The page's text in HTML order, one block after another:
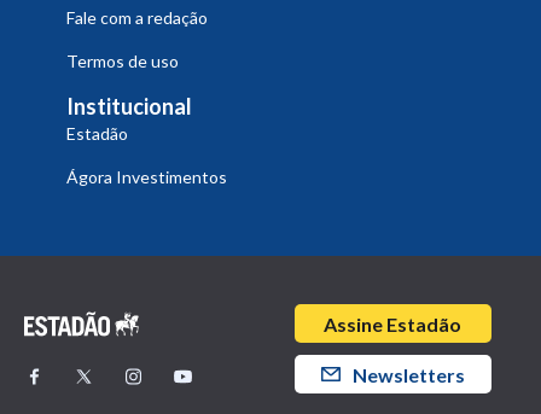
Fale com a redação
Termos de uso
Institucional
Estadão
Ágora Investimentos
Assine Estadão
Newsletters